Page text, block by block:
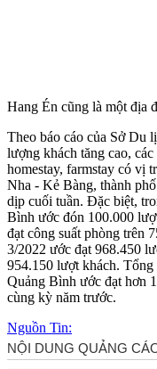
Hang Én cũng là một địa
Theo báo cáo của Sở Du
lượng khách tăng cao,
homestay, farmstay có vị
Nha - Kẻ Bàng, thành
dịp cuối tuần. Đặc biệt,
Bình ước đón 100.000
đạt công suất phòng trên
3/2022 ước đạt 968.450
954.150 lượt khách. Tổng
Quảng Bình ước đạt hơn
cùng kỳ năm trước.
Nguồn Tin: